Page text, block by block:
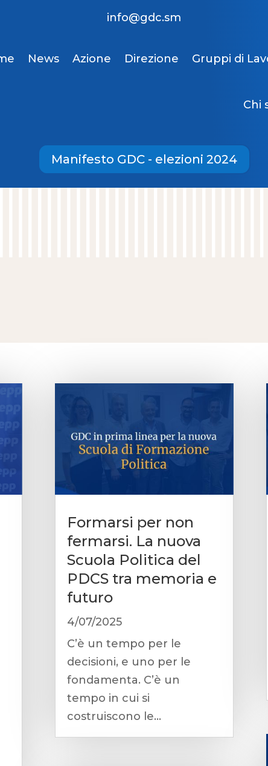
info@gdc.sm
News Azione Direzione Gruppi di
Chi
Manifesto GDC - elezioni 2024
Formarsi per non
fermarsi. La nuova
Scuola Politica del
PDCS tra memoria e
futuro
4/07/2025
C’è un tempo per le
decisioni, e uno per le
fondamenta. C’è un
tempo in cui si
costruiscono le...